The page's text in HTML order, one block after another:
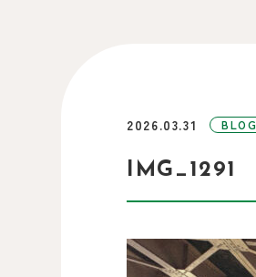
2026.03.31 BLOG
IMG_1291